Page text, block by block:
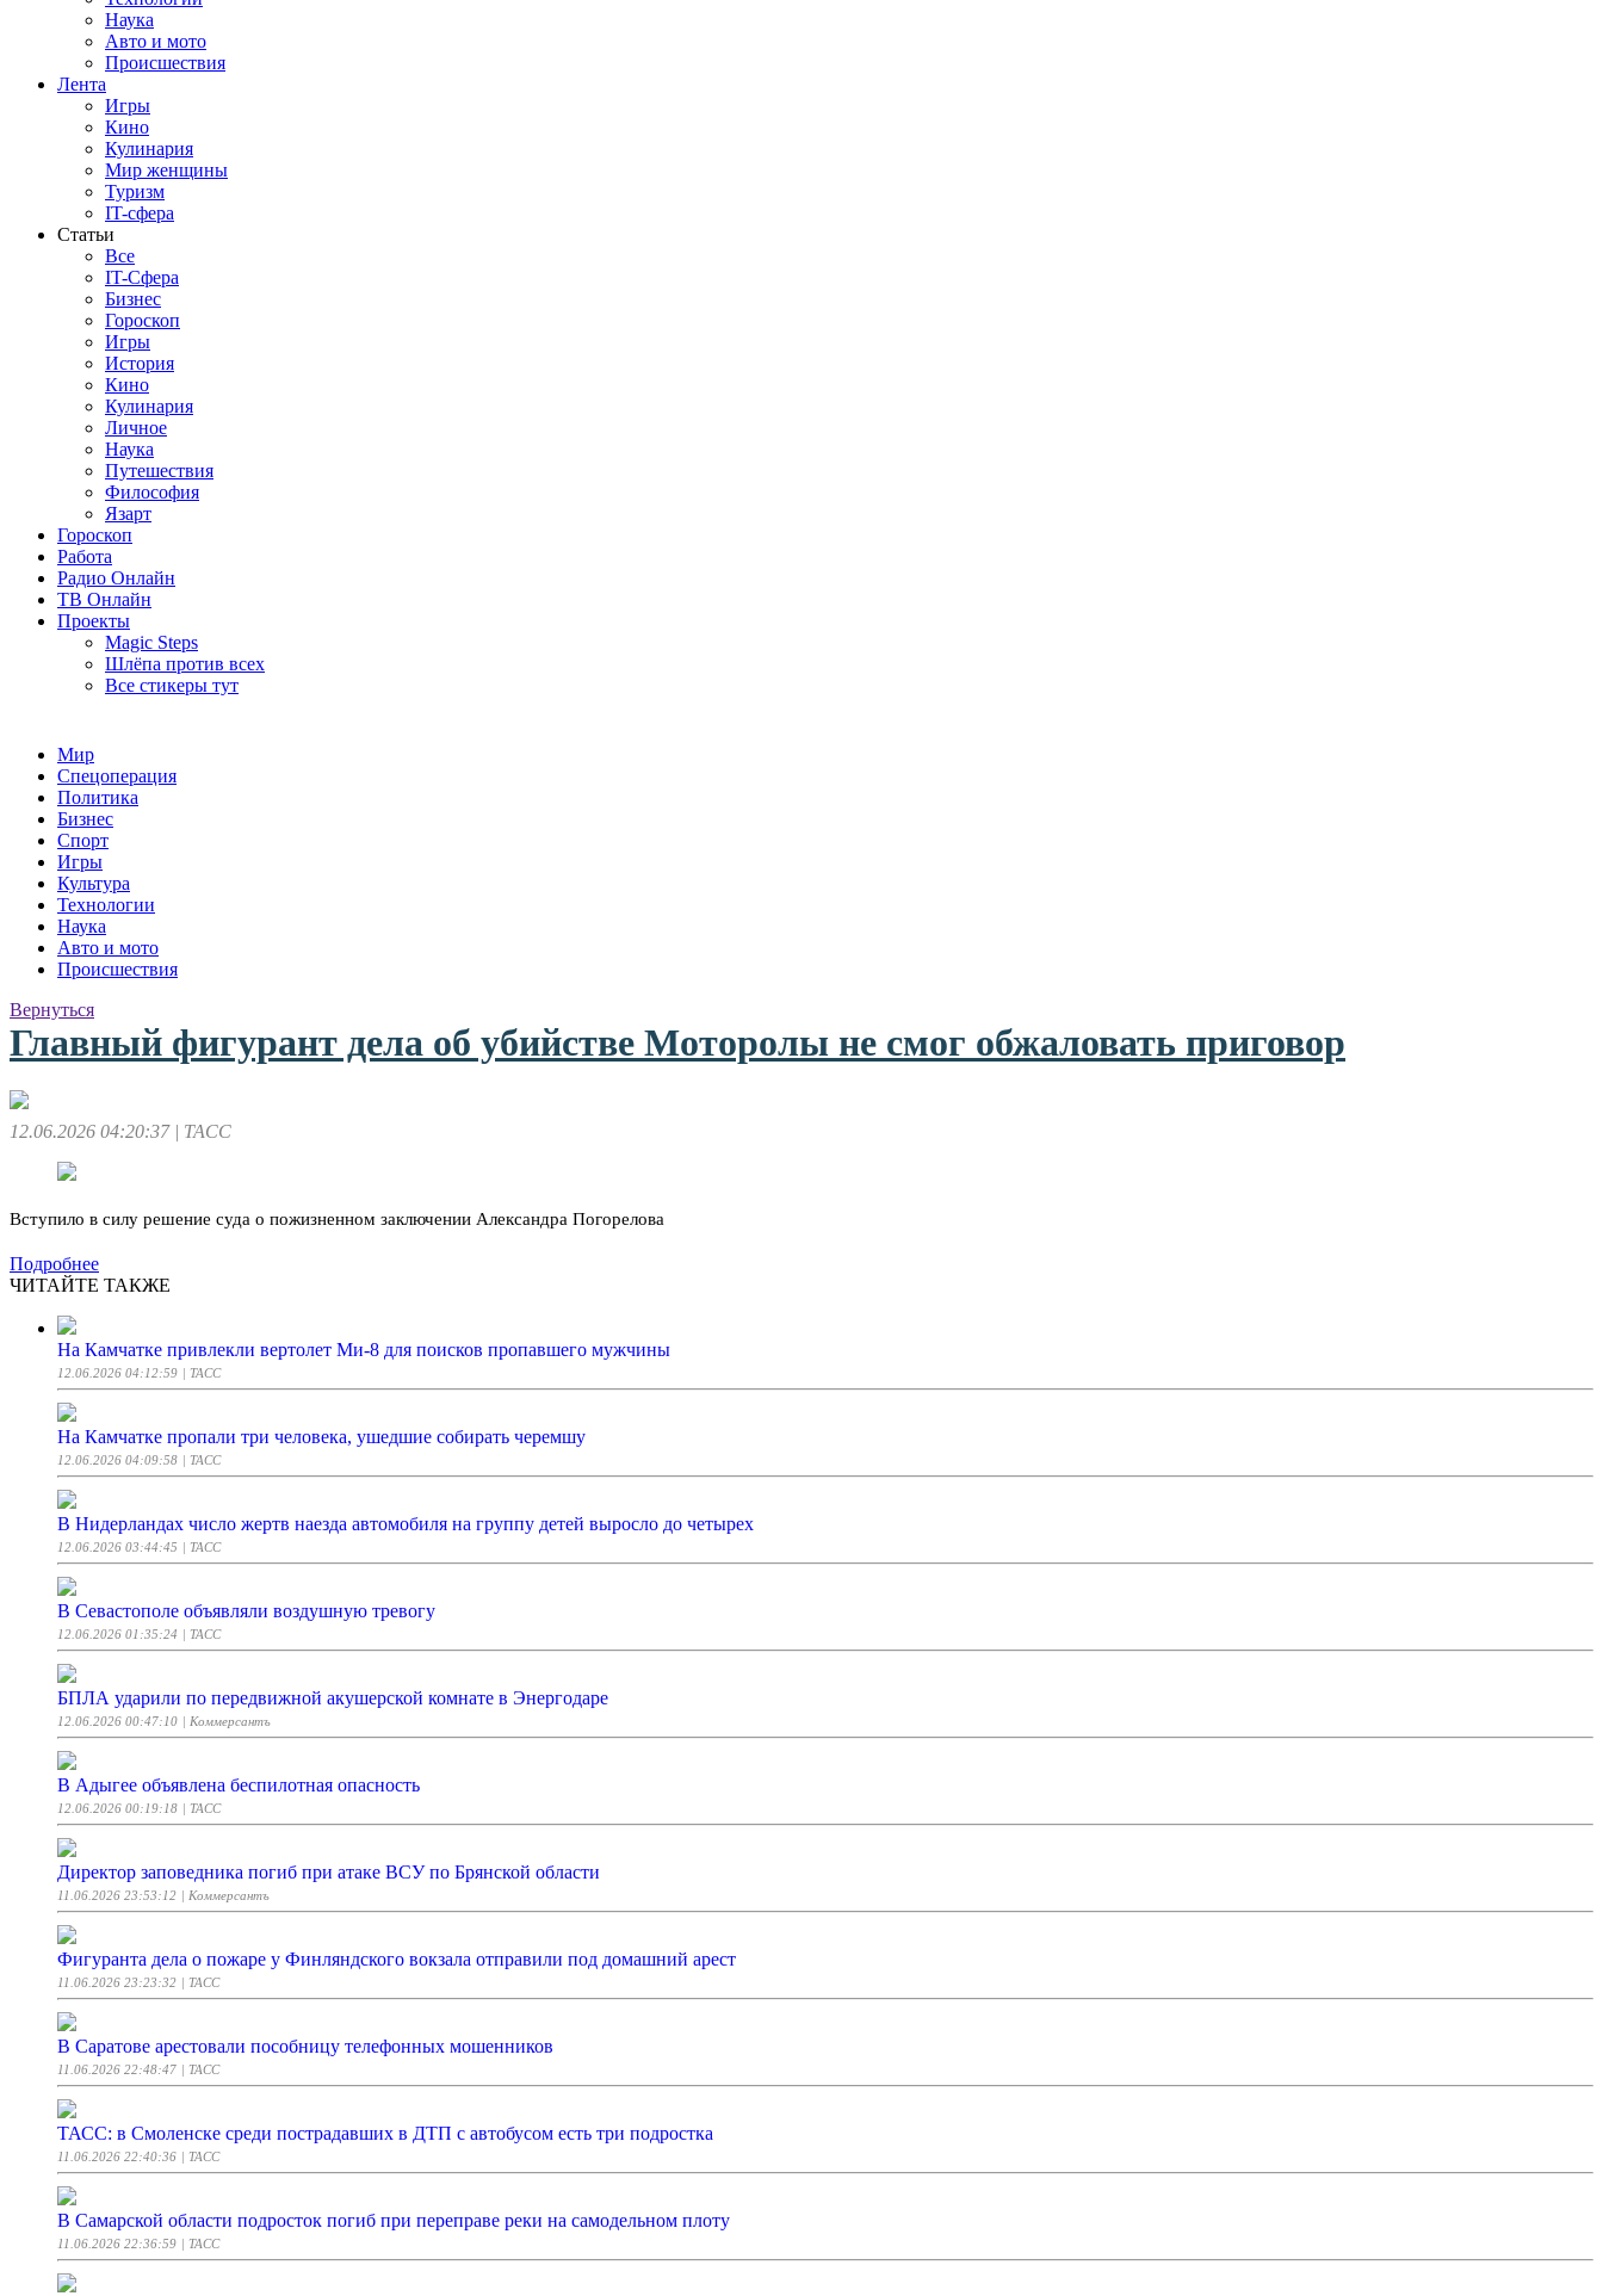
Наука
Авто и мото
Происшествия
Лента
Игры
Кино
Кулинария
Мир женщины
Туризм
IT-сфера
Статьи
Все
IT-Сфера
Бизнес
Гороскоп
Игры
История
Кино
Кулинария
Личное
Наука
Путешествия
Философия
Язарт
Гороскоп
Работа
Радио Онлайн
ТВ Онлайн
Проекты
Magic Steps
Шлёпа против всех
Все стикеры тут
Мир
Спецоперация
Политика
Бизнес
Спорт
Игры
Культура
Технологии
Наука
Авто и мото
Происшествия
Вернуться
Главный фигурант дела об убийстве Моторолы не смог обжаловать приговор
12.06.2026 04:20:37 | ТАСС
Вступило в силу решение суда о пожизненном заключении Александра Погорелова
Подробнее
ЧИТАЙТЕ ТАКЖЕ
На Камчатке привлекли вертолет Ми-8 для поисков пропавшего мужчины
12.06.2026 04:12:59 | ТАСС
На Камчатке пропали три человека, ушедшие собирать черемшу
12.06.2026 04:09:58 | ТАСС
В Нидерландах число жертв наезда автомобиля на группу детей выросло до четырех
12.06.2026 03:44:45 | ТАСС
В Севастополе объявляли воздушную тревогу
12.06.2026 01:35:24 | ТАСС
БПЛА ударили по передвижной акушерской комнате в Энергодаре
12.06.2026 00:47:10 | Коммерсантъ
В Адыгее объявлена беспилотная опасность
12.06.2026 00:19:18 | ТАСС
Директор заповедника погиб при атаке ВСУ по Брянской области
11.06.2026 23:53:12 | Коммерсантъ
Фигуранта дела о пожаре у Финляндского вокзала отправили под домашний арест
11.06.2026 23:23:32 | ТАСС
В Саратове арестовали пособницу телефонных мошенников
11.06.2026 22:48:47 | ТАСС
ТАСС: в Смоленске среди пострадавших в ДТП с автобусом есть три подростка
11.06.2026 22:40:36 | ТАСС
В Самарской области подросток погиб при переправе реки на самодельном плоту
11.06.2026 22:36:59 | ТАСС